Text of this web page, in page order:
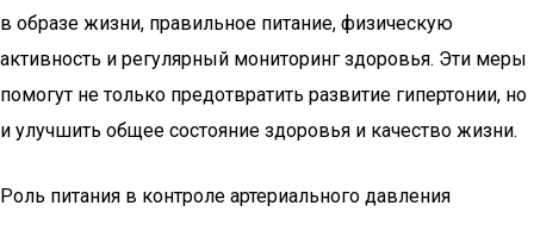
в образе жизни, правильное питание, физическую
активность и регулярный мониторинг здоровья. Эти меры
помогут не только предотвратить развитие гипертонии, но
и улучшить общее состояние здоровья и качество жизни.
Роль питания в контроле артериального давления